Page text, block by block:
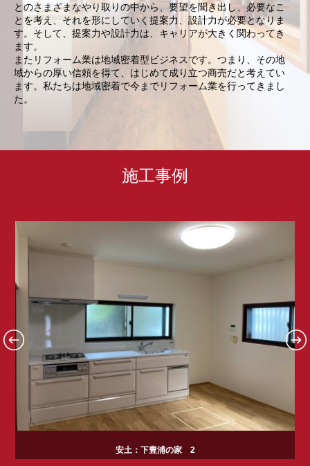
とのさまざまなやり取りの中から、要望を聞き出し、必要なこ
とを考え、それを形にしていく提案力、設計力が必要となりま
す。そして、提案力や設計力は、キャリアが大きく関わってき
ます。
またリフォーム業は地域密着型ビジネスです。つまり、その地
域からの厚い信頼を得て、はじめて成り立つ商売だと考えてい
ます。私たちは地域密着で今までリフォーム業を行ってきまし
た。
施工事例
安土：下豊浦の家 2